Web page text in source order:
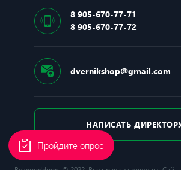
8 905-670-77-71
8 905-670-77-72
dvernikshop@gmail.com
НАПИСАТЬ
Пройдите опрос